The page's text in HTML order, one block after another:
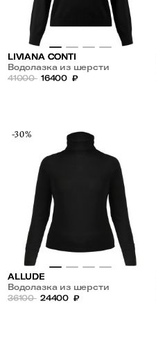
LIVIANA CONTI
Водолазка из шерсти
41000 16400 ₽
-30%
ALLUDE
Водолазка из шерсти
36100 24400 ₽